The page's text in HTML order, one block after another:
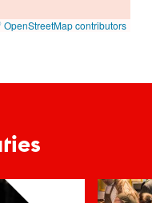
OpenStreetMap contributors